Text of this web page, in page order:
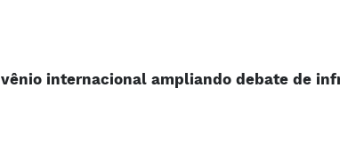
internacional ampliando debate de